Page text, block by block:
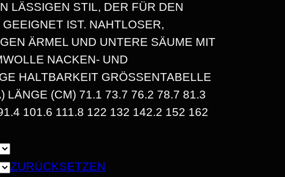
S
S
P
A
N
LÄSSIGEN STIL, DER FÜR DEN
IST. NAHTLOSER,
ÄRMEL UND UNTERE SÄUME MIT
NACKEN- UND
HALTBARKEIT GRÖSSENTABELLE S
(CM) 71.1 73.7 76.2 78.7 81.3 8
101.6 111.8 122 132 142.2 152 162 H
ZURÜCKSETZEN